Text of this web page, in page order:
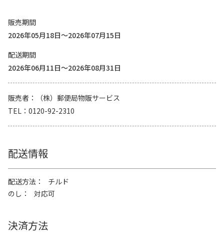
販売期間
2026年05月18日～2026年07月15日
配送期間
2026年06月11日～2026年08月31日
販売者
（株）郵便局物販サービス
TEL
0120-92-2310
配送情報
配送方法
チルド
のし
対応可
決済方法